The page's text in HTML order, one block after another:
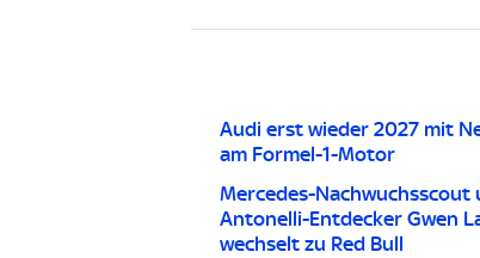
Audi erst wieder 2027 mit
am Formel-1-Motor
Mercedes-Nachwuchsscout
Antonelli-Entdecker Gwen
wechselt zu Red Bull